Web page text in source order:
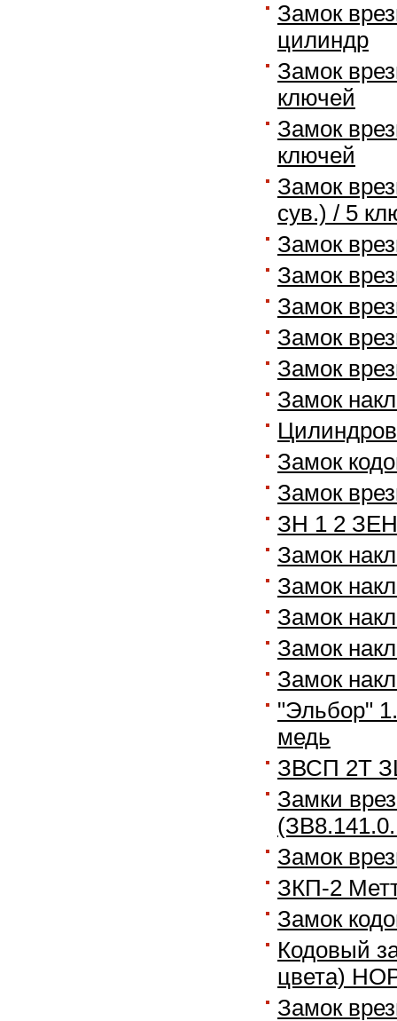
Замок
цилиндр
Замок
ключей
Замок
ключей
Замок
сув.) / 5
Замок
Замок
Замок
Замок
Замок
Замок
Замок
Замок
ЗН 1 2
Замок
Замок
Замок
Замок
Замок
"Эльбор"
медь
ЗВСП 2Т
Замки
Замок
ЗКП-2
Замок
Кодовый
цвета)
Замок